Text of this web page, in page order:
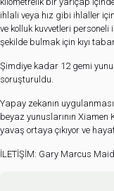
ihlali veya hız gibi ihlaller
ve kolluk kuvvetleri
şekilde bulmak için kıyı
Şimdiye kadar 12 gemi
soruşturuldu.
Yapay zekanın
beyaz yunuslarının
yavaş ortaya çıkıyor ve
İLETİŞİM: Gary Marcus